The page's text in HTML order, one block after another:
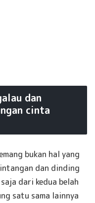
dan
cinta
bukan hal yang
dan dinding
dari kedua belah
satu sama lainnya